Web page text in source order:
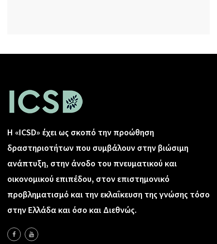
Η «ICSD» έχει ως σκοπό την προώθηση
δραστηριοτήτων που συμβάλουν στην βιώσιμη
ανάπτυξη, στην άνοδο του πνευματικού και
οικονομικού επιπέδου, στον επιστημονικό
προβληματισμό και την εκλαΐκευση της γνώσης τόσο
στην Ελλάδα και όσο και Διεθνώς.